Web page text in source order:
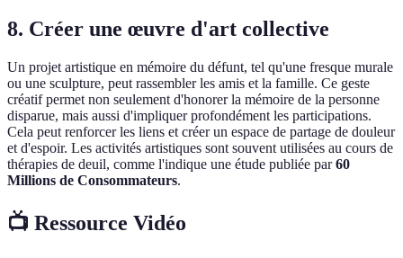
8. Créer une œuvre d'art collective
Un projet artistique en mémoire du défunt, tel qu'une fresque murale
ou une sculpture, peut rassembler les amis et la famille. Ce geste
créatif permet non seulement d'honorer la mémoire de la personne
disparue, mais aussi d'impliquer profondément les participations.
Cela peut renforcer les liens et créer un espace de partage de douleur
et d'espoir. Les activités artistiques sont souvent utilisées au cours de
thérapies de deuil, comme l'indique une étude publiée par60
Millions de Consommateurs.
📺 Ressource Vidéo